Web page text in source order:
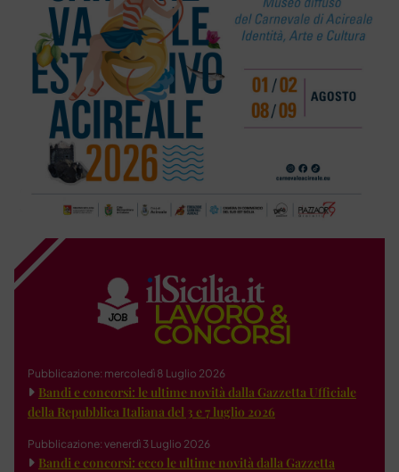
Pubblicazione: mercoledì 8 Luglio 2026
Bandi e concorsi: le ultime novità dalla Gazzetta Ufficiale
della Repubblica Italiana del 3 e 7 luglio 2026
Pubblicazione: venerdì 3 Luglio 2026
Bandi e concorsi: ecco le ultime novità dalla Gazzetta